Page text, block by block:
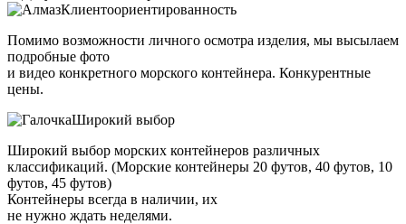
Клиентоориентированность
Помимо возможности личного осмотра изделия, мы высылаем
подробные фото
и видео конкретного морского контейнера. Конкурентные
цены.
Широкий выбор
Широкий выбор морских контейнеров различных
классификаций. (Морские контейнеры 20 футов, 40 футов, 10
футов, 45 футов)
Контейнеры всегда в наличии, их
не нужно ждать неделями.